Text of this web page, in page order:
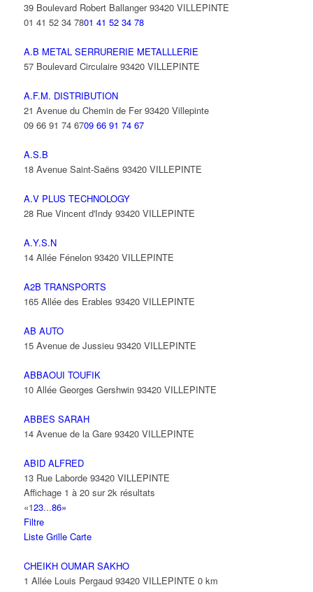
39 Boulevard Robert Ballanger 93420 VILLEPINTE
01 41 52 34 7801 41 52 34 78
A.B METAL SERRURERIE METALLLERIE
57 Boulevard Circulaire 93420 VILLEPINTE
A.F.M. DISTRIBUTION
21 Avenue du Chemin de Fer 93420 Villepinte
09 66 91 74 6709 66 91 74 67
A.S.B
18 Avenue Saint-Saëns 93420 VILLEPINTE
A.V PLUS TECHNOLOGY
28 Rue Vincent d'Indy 93420 VILLEPINTE
A.Y.S.N
14 Allée Fénelon 93420 VILLEPINTE
A2B TRANSPORTS
165 Allée des Erables 93420 VILLEPINTE
AB AUTO
15 Avenue de Jussieu 93420 VILLEPINTE
ABBAOUI TOUFIK
10 Allée Georges Gershwin 93420 VILLEPINTE
ABBES SARAH
14 Avenue de la Gare 93420 VILLEPINTE
ABID ALFRED
13 Rue Laborde 93420 VILLEPINTE
Affichage 1 à 20 sur 2k résultats
«123...86»
Filtre
Liste Grille Carte
CHEIKH OUMAR SAKHO
1 Allée Louis Pergaud 93420 VILLEPINTE 0 km